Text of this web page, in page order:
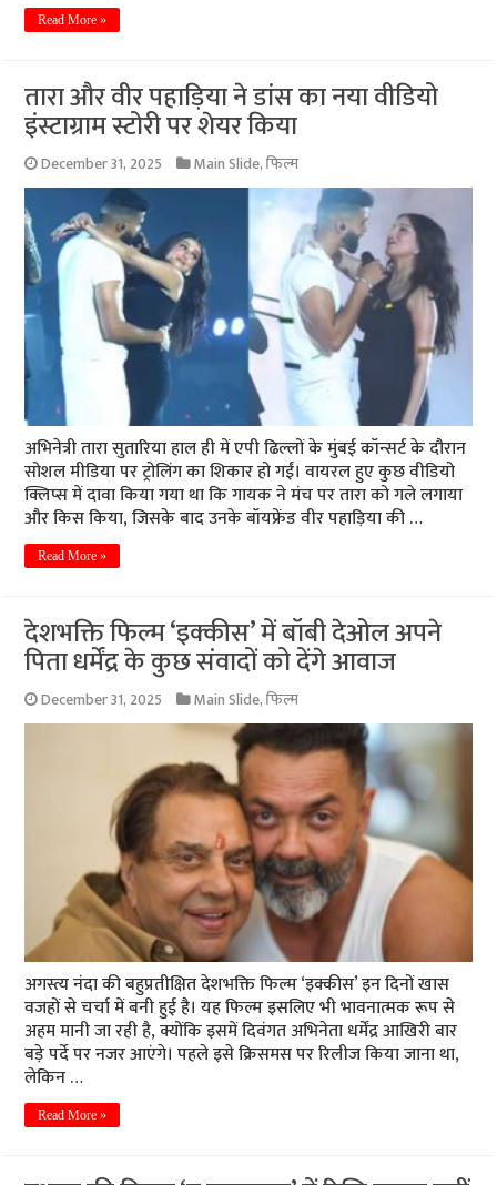
Read More »
तारा और वीर पहाड़िया ने डांस का नया वीडियो
इंस्टाग्राम स्टोरी पर शेयर किया
December 31, 2025 Main Slide,फिल्म
अभिनेत्री तारा सुतारिया हाल ही में एपी ढिल्लों के मुंबई कॉन्सर्ट के दौरान
सोशल मीडिया पर ट्रोलिंग का शिकार हो गईं। वायरल हुए कुछ वीडियो
क्लिप्स में दावा किया गया था कि गायक ने मंच पर तारा को गले लगाया
और किस किया, जिसके बाद उनके बॉयफ्रेंड वीर पहाड़िया की …
Read More »
देशभक्ति फिल्म ‘इक्कीस’ में बॉबी देओल अपने
पिता धर्मेंद्र के कुछ संवादों को देंगे आवाज
December 31, 2025 Main Slide,फिल्म
अगस्त्य नंदा की बहुप्रतीक्षित देशभक्ति फिल्म ‘इक्कीस’ इन दिनों खास
वजहों से चर्चा में बनी हुई है। यह फिल्म इसलिए भी भावनात्मक रूप से
अहम मानी जा रही है, क्योंकि इसमें दिवंगत अभिनेता धर्मेंद्र आखिरी बार
बड़े पर्दे पर नजर आएंगे। पहले इसे क्रिसमस पर रिलीज किया जाना था,
लेकिन …
Read More »